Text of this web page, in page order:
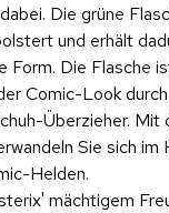
Die grüne
und erhält
Form. Die Flasche
Comic-Look
Überzieher. Mit
Sie sich im
Helden.
mächtigem